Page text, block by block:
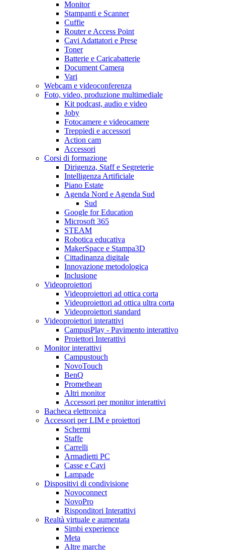
Monitor
Stampanti e Scanner
Cuffie
Router e Access Point
Cavi Adattatori e Prese
Toner
Batterie e Caricabatterie
Document Camera
Vari
Webcam e videoconferenza
Foto, video, produzione multimediale
Kit podcast, audio e video
Joby
Fotocamere e videocamere
Treppiedi e accessori
Action cam
Accessori
Corsi di formazione
Dirigenza, Staff e Segreterie
Intelligenza Artificiale
Piano Estate
Agenda Nord e Agenda Sud
Sud
Google for Education
Microsoft 365
STEAM
Robotica educativa
MakerSpace e Stampa3D
Cittadinanza digitale
Innovazione metodologica
Inclusione
Videoproiettori
Videoproiettori ad ottica corta
Videoproiettori ad ottica ultra corta
Videoproiettori standard
Videoproiettori interattivi
CampusPlay - Pavimento interattivo
Proiettori Interattivi
Monitor interattivi
Campustouch
NovoTouch
BenQ
Promethean
Altri monitor
Accessori per monitor interattivi
Bacheca elettronica
Accessori per LIM e proiettori
Schermi
Staffe
Carrelli
Armadietti PC
Casse e Cavi
Lampade
Dispositivi di condivisione
Novoconnect
NovoPro
Risponditori Interattivi
Realtà virtuale e aumentata
Simbi experience
Meta
Altre marche